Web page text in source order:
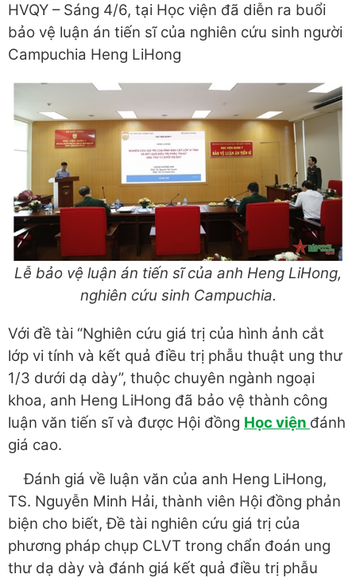
HVQY – Sáng 4/6, tại Học viện đã diễn ra buổi
bảo vệ luận án tiến sĩ của nghiên cứu sinh người
Campuchia Heng LiHong
Lễ bảo vệ luận án tiến sĩ của anh Heng LiHong,
nghiên cứu sinh Campuchia.
Với đề tài “Nghiên cứu giá trị của hình ảnh cắt
lớp vi tính và kết quả điều trị phẫu thuật ung thư
1/3 dưới dạ dày”, thuộc chuyên ngành ngoại
khoa, anh Heng LiHong đã bảo vệ thành công
luận văn tiến sĩ và được Hội đồng Học viện đánh
giá cao.
Đánh giá về luận văn của anh Heng LiHong,
TS. Nguyễn Minh Hải, thành viên Hội đồng phản
biện cho biết, Đề tài nghiên cứu giá trị của
phương pháp chụp CLVT trong chẩn đoán ung
thư dạ dày và đánh giá kết quả điều trị phẫu